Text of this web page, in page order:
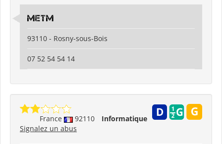
metm
93110 - Rosny-sous-Bois
07 52 54 54 14
France 92110
Informatique
Signalez un abus